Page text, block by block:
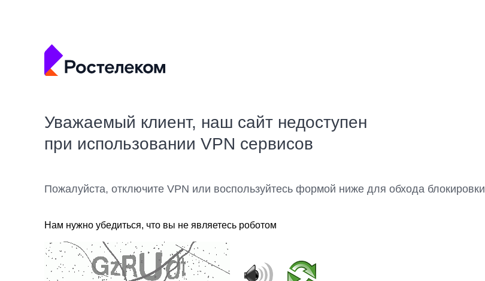
Уважаемый клиент, наш сайт недоступен
при использовании VPN сервисов
Пожалуйста, отключите VPN или воспользуйтесь формой ниже для обхода блокировки
Нам нужно убедиться, что вы не являетесь роботом